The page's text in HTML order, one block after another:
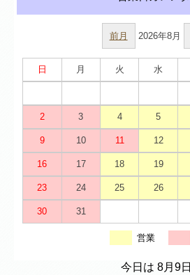
前月 2026年8月
日 月 火 水
2 3 4 5
9 10 11 12
16 17 18 19
23 24 25 26
30 31
営業
今日は 8月9日